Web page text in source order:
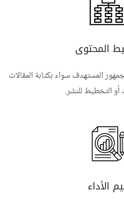
المحتوى
المستهدف سواء بكتابة المقالات
أو التخطيط للنشر.
الأداء